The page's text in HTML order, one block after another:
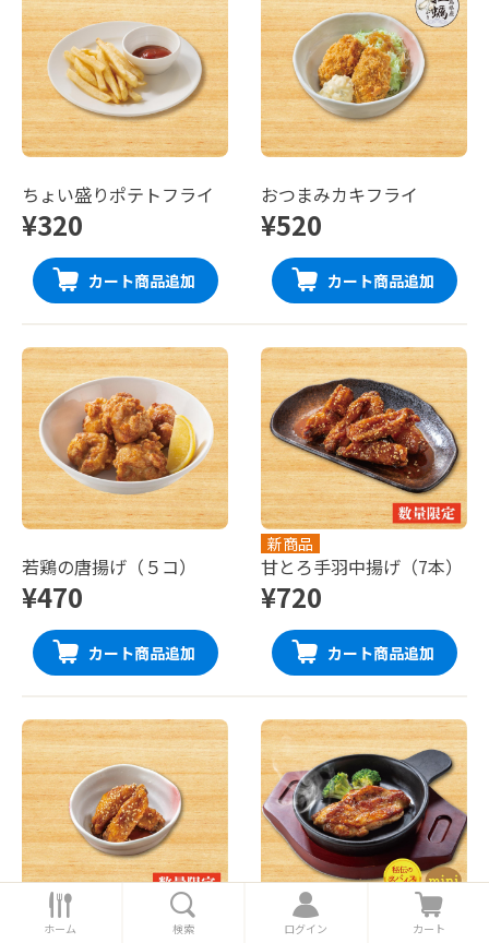
ちょい盛りポテトフライ
¥320
カート商品追加
おつまみカキフライ
¥520
カート商品追加
若鶏の唐揚げ（５コ）
¥470
カート商品追加
新商品
甘とろ手羽中揚げ（7本）
¥720
カート商品追加
新商品
甘とろ手羽中揚げ（3本）
新商品
若鶏スパイス焼き（1枚）
ホ
ー
ホーム 索
検索
ロ
グ
ログイン
カ
ー
カート